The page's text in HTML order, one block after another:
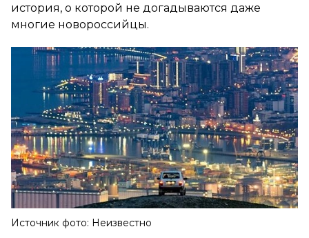
история, о которой не догадываются даже
многие новороссийцы.
Источник фото: Неизвестно